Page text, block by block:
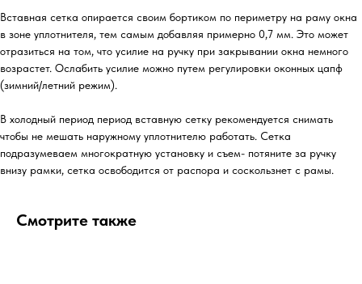
Вставная сетка опирается своим бортиком по периметру на раму окна
в зоне уплотнителя, тем самым добавляя примерно 0,7 мм. Это может
отразиться на том, что усилие на ручку при закрывании окна немного
возрастет. Ослабить усилие можно путем регулировки оконных цапф
(зимний/летний режим).
В холодный период период вставную сетку рекомендуется снимать
чтобы не мешать наружному уплотнителю работать. Сетка
подразумеваем многократную установку и съем- потяните за ручку
внизу рамки, сетка освободится от распора и соскользнет с рамы.
Смотрите также